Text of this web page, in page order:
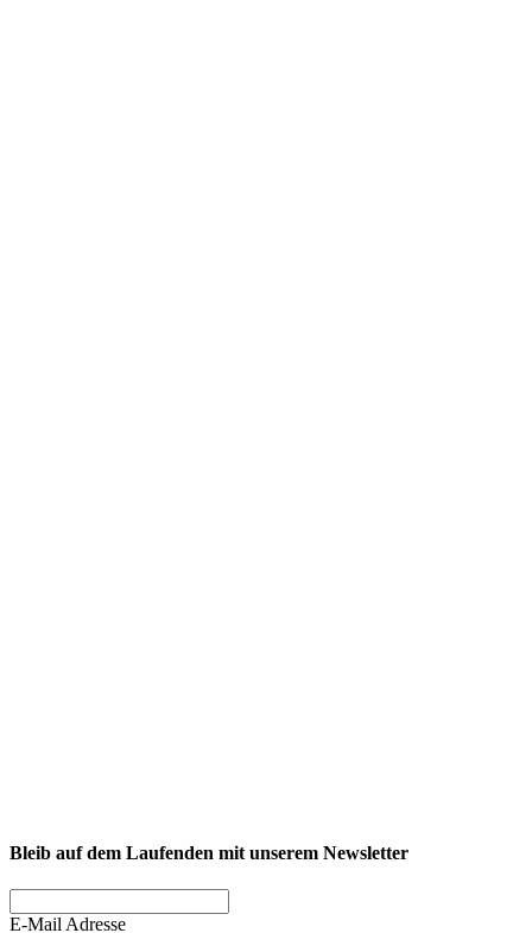
Bleib auf dem Laufenden mit unserem Newsletter
E-Mail Adresse